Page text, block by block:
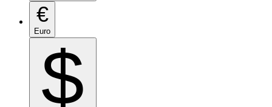
€
Euro
$